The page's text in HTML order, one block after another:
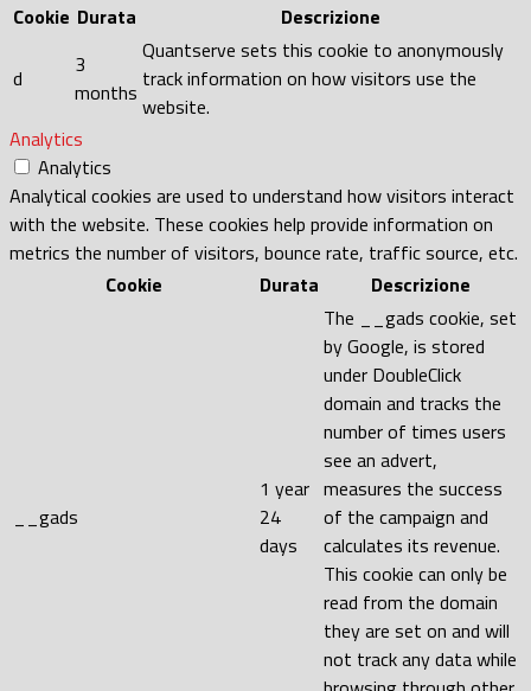
Cookie Durata Descrizione
d
3
months
Quantserve sets this cookie to anonymously
track information on how visitors use the
website.
Analytics
Analytics
Analytical cookies are used to understand how visitors interact
with the website. These cookies help provide information on
metrics the number of visitors, bounce rate, traffic source, etc.
Cookie
Durata Descrizione
__gads
1 year
24
days
The __gads cookie, set
by Google, is stored
under DoubleClick
domain and tracks the
number of times users
see an advert,
measures the success
of the campaign and
calculates its revenue.
This cookie can only be
read from the domain
they are set on and will
not track any data while